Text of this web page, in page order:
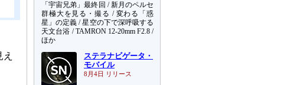
「宇宙兄弟」最終回 / 新月のペルセ
群極大を見る・撮る / 変わる「惑
星」の定義 / 星空の下で深呼吸する
天文台浴 / TAMRON 12-20mm F2.8 /
ほか
ステラナビゲータ・
モバイル
8月4日 リリース